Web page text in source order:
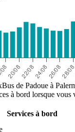
de Padoue à
à bord lorsque vous
Services à bord